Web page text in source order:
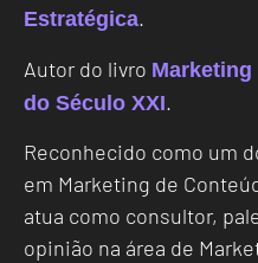
Estratégica.
Autor do livro Marketing
do Século XXI.
Reconhecido como um
em Marketing de
atua como consultor,
opinião na área de